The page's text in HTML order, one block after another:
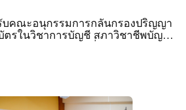
คณะอนุกรรมการกลั่นกรองปริญญา
ตรในวิชาการบัญชี สภาวิชาชีพบัญชี
าดูงานและแลกเปลี่ยนเรียนรู้การ
มมาตรฐานสากล